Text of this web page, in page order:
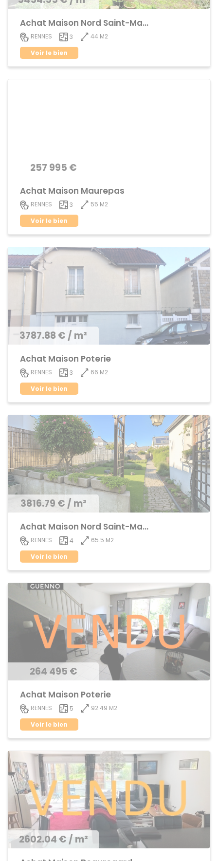
Achat Maison Nord Saint-Martin
RENNES 3
44 M2
Voir le bien
257 995 €
Achat Maison Maurepas
RENNES 3
55 M2
Voir le bien
3787.88 € / m²
Achat Maison Poterie
RENNES 3
66 M2
Voir le bien
3816.79 € / m²
Achat Maison Nord Saint-Martin
RENNES 4
65.5 M2
Voir le bien
264 495 €
Achat Maison Poterie
RENNES 5
92.49 M2
Voir le bien
2602.04 € / m²